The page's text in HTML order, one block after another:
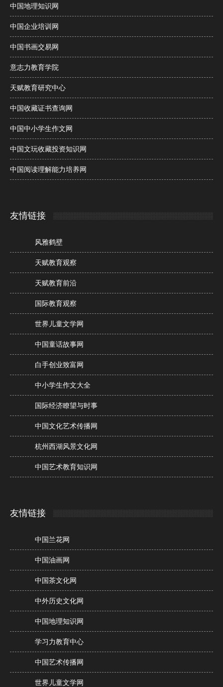
中国地理知识网
中国企业培训网
中国书画交易网
意志力教育学院
天赋教育研究中心
中国收藏证书查询网
中国中小学生作文网
中国文玩收藏投资知识网
中国阅读理解能力培养网
友情链接
风雅鹤壁
天赋教育观察
天赋教育前沿
国际教育观察
世界儿童文学网
中国童话故事网
白手创业致富网
中小学生作文大全
国际经济瞭望与时事
中国文化艺术传播网
杭州西湖风景文化网
中国艺术教育知识网
友情链接
中国兰花网
中国油画网
中国茶文化网
中外历史文化网
中国地理知识网
学习力教育中心
中国艺术传播网
世界儿童文学网